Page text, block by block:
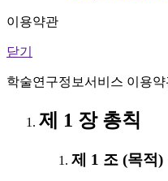
이용약관
닫기
학술연구정보서비스 이용
제 1 장 총칙
제 1 조 (목적)